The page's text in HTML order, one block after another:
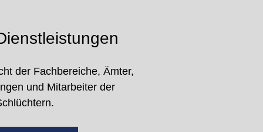
der Fachbereiche, Ämter,
und Mitarbeiter der